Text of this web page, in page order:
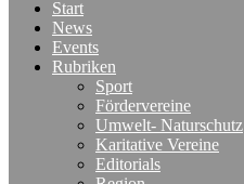
Start
News
Events
Rubriken
Sport
Fördervereine
Umwelt- Naturschutz
Karitative Vereine
Editorials